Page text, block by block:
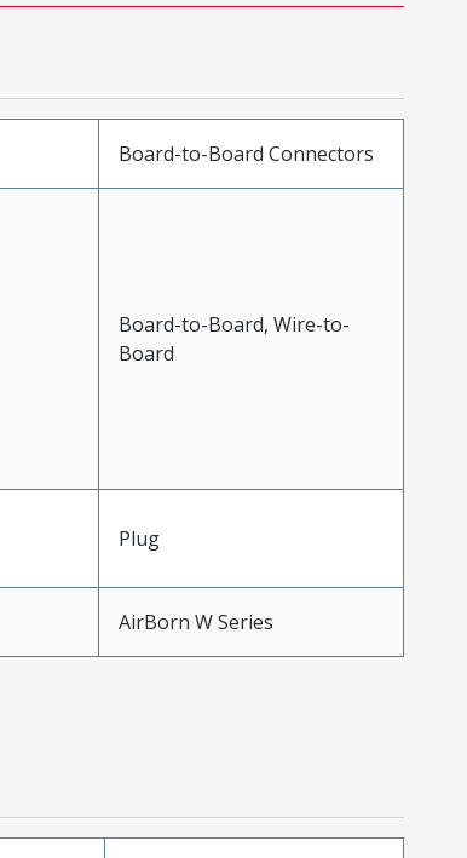
Board-to-Board Connectors
Board-to-Board, Wire-to-
Board
Plug
AirBorn W Series